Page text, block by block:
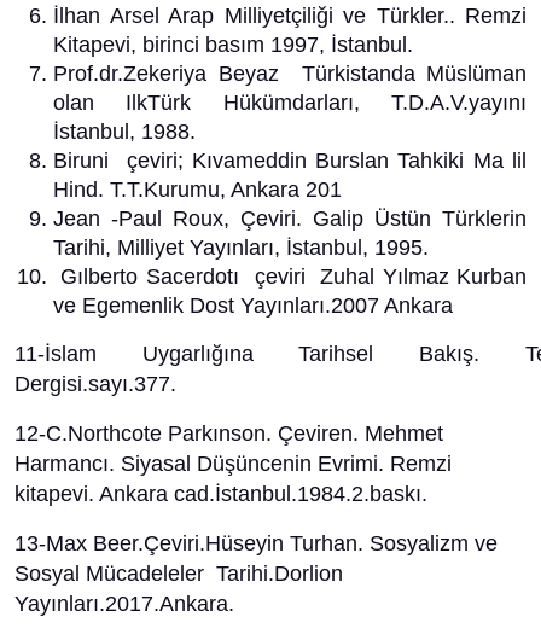
İlhan Arsel Arap Milliyetçiliği ve Türkler.. Remzi
Kitapevi, birinci basım 1997, İstanbul.
Prof.dr.Zekeriya Beyaz Türkistanda Müslüman
olan IlkTürk Hükümdarları, T.D.A.V.yayını
İstanbul, 1988.
Biruni çeviri; Kıvameddin Burslan Tahkiki Ma lil
Hind. T.T.Kurumu, Ankara 201
Jean -Paul Roux, Çeviri. Galip Üstün Türklerin
Tarihi, Milliyet Yayınları, İstanbul, 1995.
Gılberto Sacerdotı çeviri Zuhal Yılmaz Kurban
ve Egemenlik Dost Yayınları.2007 Ankara
11-İslam Uygarlığına Tarihsel Bakış.
Dergisi.sayı.377.
12-C.Northcote Parkınson. Çeviren. Mehmet
Harmancı. Siyasal Düşüncenin Evrimi. Remzi
kitapevi. Ankara cad.İstanbul.1984.2.baskı.
13-Max Beer.Çeviri.Hüseyin Turhan. Sosyalizm ve
Sosyal Mücadeleler Tarihi.Dorlion
Yayınları.2017.Ankara.